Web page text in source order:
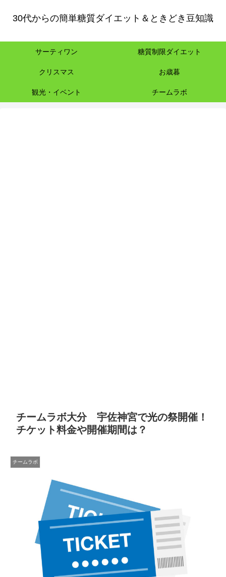
30代からの簡単糖質ダイエット＆ときどき豆知識
サーティワン 糖質制限ダイエット
クリスマス お歳暮
観光・イベント チームラボ
チームラボ大分 宇佐神宮で光の祭開催！
チケット料金や開催期間は？
チームラボ